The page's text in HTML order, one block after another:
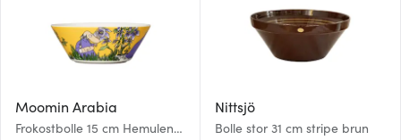
Moomin Arabia
Frokostbolle 15 cm Hemulen
Nittsjö
Bolle stor 31 cm stripe brun